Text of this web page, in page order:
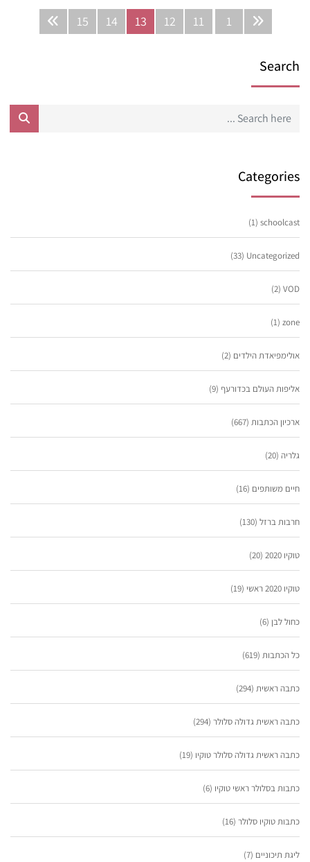
1
11
12
13
14
15
Search
Categories
schoolcast
(1)
Uncategorized
(33)
VOD
(2)
zone
(1)
אולימפיאדת הילדים (2)
אליפות העולם בכדורעף (9)
ארכיון הכתבות (667)
גלריה (20)
חיים משותפים (16)
חרבות ברזל (130)
טוקיו 2020 (20)
טוקיו 2020 ראשי (19)
כחול לבן (6)
כל הכתבות (619)
כתבה ראשית (294)
כתבה ראשית גדולה סלולר (294)
כתבה ראשית גדולה סלולר טוקיו (19)
כתבות בסלולר ראשי טוקיו (6)
כתבות טוקיו סלולר (16)
ליגת תיכוניים (7)